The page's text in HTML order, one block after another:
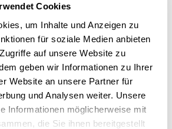
Cookies
um Inhalte und Anzeigen zu
für soziale Medien anbieten
auf unsere Website zu
geben wir Informationen zu Ihrer
Website an unsere Partner für
und Analysen weiter. Unsere
Informationen möglicherweise mit
die Sie ihnen bereitgestellt